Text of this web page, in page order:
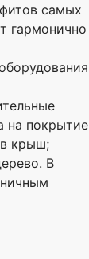
самых
гармонично
на покрытие
крыш;
В